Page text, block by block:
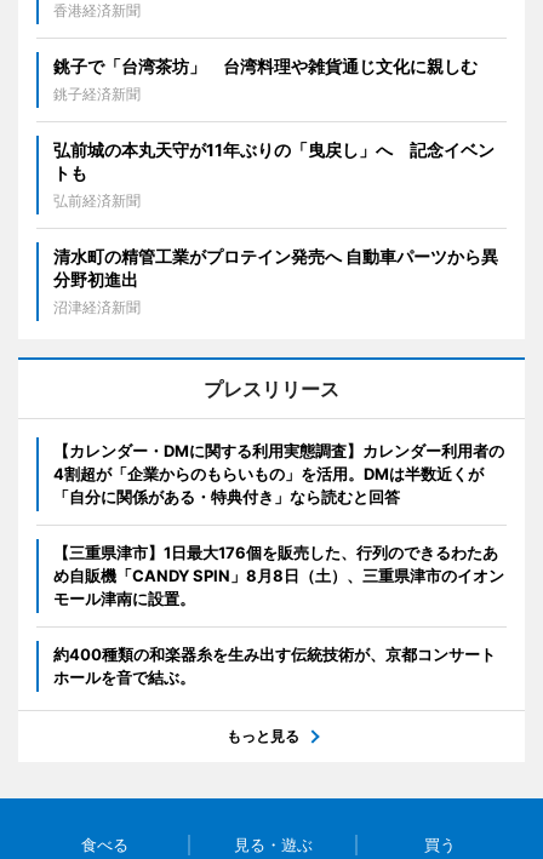
香港経済新聞
銚子で「台湾茶坊」 台湾料理や雑貨通じ文化に親しむ
銚子経済新聞
弘前城の本丸天守が11年ぶりの「曳戻し」へ 記念イベン
トも
弘前経済新聞
清水町の精管工業がプロテイン発売へ 自動車パーツから異
分野初進出
沼津経済新聞
プレスリリース
【カレンダー・DMに関する利用実態調査】カレンダー利用者の
4割超が「企業からのもらいもの」を活用。DMは半数近くが
「自分に関係がある・特典付き」なら読むと回答
【三重県津市】1日最大176個を販売した、行列のできるわたあ
め自販機「CANDY SPIN」8月8日（土）、三重県津市のイオン
モール津南に設置。
約400種類の和楽器糸を生み出す伝統技術が、京都コンサート
ホールを音で結ぶ。
もっと見る
食べる 見る・遊ぶ 買う